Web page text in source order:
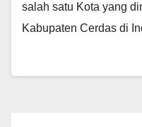
salah satu Kota yang
Kabupaten Cerdas di